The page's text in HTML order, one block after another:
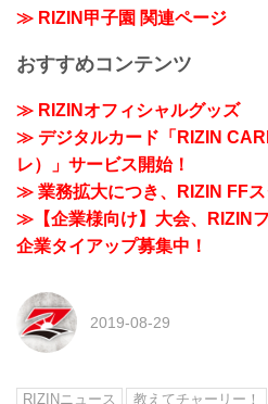
≫ RIZIN甲子園 関連ページ
おすすめコンテンツ
≫ RIZINオフィシャルグッズ
≫ デジタルカード「RIZIN
レ）」サービス開始！
≫ 業務拡大につき、RIZIN FFス
≫【企業様向け】大会、RIZIN
企業タイアップ募集中！
2019-08-29
RIZINニュース 教えてチャーリー！